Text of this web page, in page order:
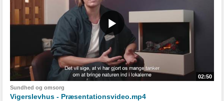
02:50
Sundhed og omsorg
Vigerslevhus - Præsentationsvideo.mp4